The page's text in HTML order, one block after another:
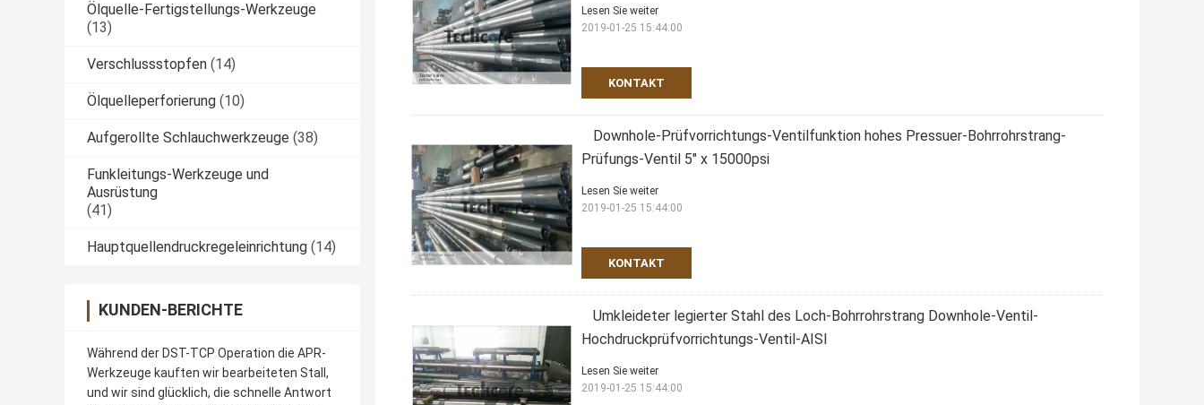
Ölquelle-Fertigstellungs-Werkzeuge
(13)
Verschlussstopfen (14)
Ölquelleperforierung (10)
Aufgerollte Schlauchwerkzeuge (38)
Funkleitungs-Werkzeuge und
Ausrüstung
(41)
Hauptquellendruckregeleinrichtung (14)
KUNDEN-BERICHTE
Während der DST-TCP Operation die APR-
Werkzeuge kauften wir bearbeiteten Stall,
und wir sind glücklich, die schnelle Antwort
KONTAKT
Lesen Sie weiter
2019-01-25 15:44:00
Downhole-Prüfvorrichtungs-Ventilfunktion hohes Pressuer-Bohrrohrstrang-
Prüfungs-Ventil 5" x 15000psi
KONTAKT
Lesen Sie weiter
2019-01-25 15:44:00
Umkleideter legierter Stahl des Loch-Bohrrohrstrang Downhole-Ventil-
Hochdruckprüfvorrichtungs-Ventil-AISI
Lesen Sie weiter
2019-01-25 15:44:00